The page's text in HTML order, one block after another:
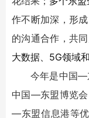
作不断加深，形
的沟通合作，共
大数据、5G领域
今年是中国—
中国—东盟博览
—东盟信息港等